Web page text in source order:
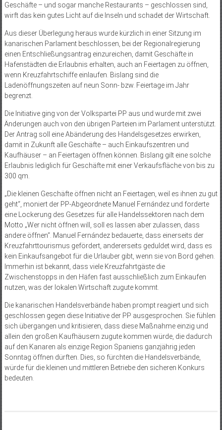
Geschäfte – und sogar manche Restaurants – geschlossen sind,
wirft das kein gutes Licht auf die Inseln und schadet der Wirtschaft.
Aus dieser Überlegung heraus wurde kürzlich in einer Sitzung im
kanarischen Parlament beschlossen, bei der Regionalregierung
einen Entschließungsantrag einzureichen, damit Geschäfte in
Hafenstädten die Erlaubnis erhalten, auch an Feiertagen zu öffnen,
wenn Kreuzfahrtschiffe einlaufen. Bislang sind die
Ladenöffnungszeiten auf neun Sonn- bzw. Feiertage im Jahr
begrenzt.
Die Initiative ging von der Volkspartei PP aus und wurde mit zwei
Änderungen auch von den übrigen Parteien im Parlament unterstützt.
Der Antrag soll eine Abänderung des Handelsgesetzes erwirken,
damit in Zukunft alle Geschäfte – auch Einkaufszentren und
Kaufhäuser – an Feiertagen öffnen können. Bislang gilt eine solche
Erlaubnis lediglich für Geschäfte mit einer Verkaufsfläche von bis zu
300 qm.
„Die kleinen Geschäfte öffnen nicht an Feiertagen, weil es ihnen zu gut
geht“, moniert der PP-Abgeordnete Manuel Fernández und forderte
eine Lockerung des Gesetzes für alle Handelssektoren nach dem
Motto „Wer nicht öffnen will, soll es lassen aber zulassen, dass
andere öffnen“. Manuel Fernández bedauerte, dass einerseits der
Kreuzfahrttourismus gefördert, andererseits geduldet wird, dass es
kein Einkaufsangebot für die Urlauber gibt, wenn sie von Bord gehen.
Immerhin ist bekannt, dass viele Kreuzfahrtgäste die
Zwischenstopps in den Häfen fast ausschließlich zum Einkaufen
nutzen, was der lokalen Wirtschaft zugute kommt.
Die kanarischen Handelsverbände haben prompt reagiert und sich
geschlossen gegen diese Initiative der PP ausgesprochen. Sie fühlen
sich übergangen und kritisieren, dass diese Maßnahme einzig und
allein den großen Kaufhäusern zugute kommen würde, die dadurch
auf den Kanaren als einzige Region Spaniens ganzjährig jeden
Sonntag öffnen dürften. Dies, so fürchten die Handelsverbände,
würde für die kleinen und mittleren Betriebe den sicheren Konkurs
bedeuten.